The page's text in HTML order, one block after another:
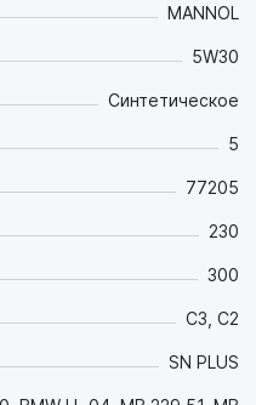
старте
сводится к минимуму
повышенными нагрузками
свойствами, что
двигателя;
за счет оптимальных
MANNOL
5W30
Синтетическое
5
77205
230
300
C3, C2
SN PLUS